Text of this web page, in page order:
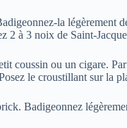
la légèrement
2 à 3 noix de Saint-
coussin ou un cigare.
le croustillant sur la
Badigeonnez